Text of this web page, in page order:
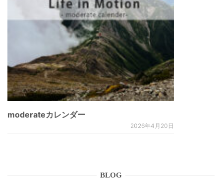
moderateカレンダー
2026年4月20日
BLOG